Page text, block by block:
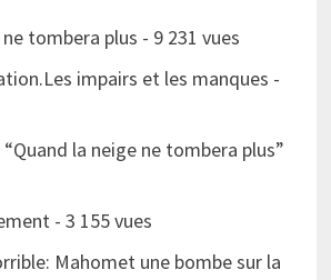
tombera plus - 9 231 vues
impairs et les manques -
“Quand la neige ne tombera plus”
- 3 155 vues
Mahomet une bombe sur la